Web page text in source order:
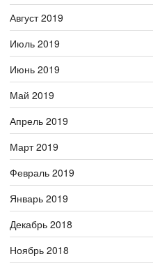
Август 2019
Июль 2019
Июнь 2019
Май 2019
Апрель 2019
Март 2019
Февраль 2019
Январь 2019
Декабрь 2018
Ноябрь 2018